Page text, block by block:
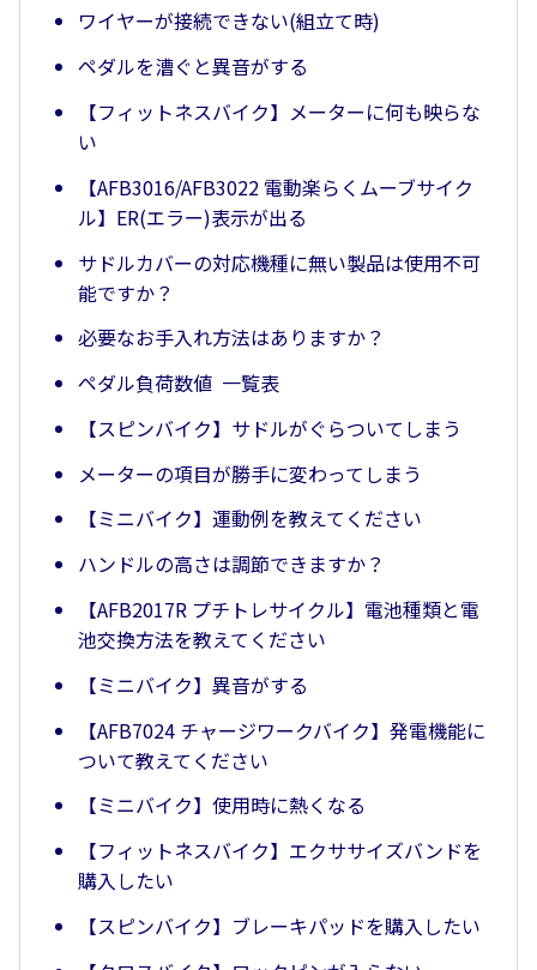
ワイヤーが接続できない(組立て時)
ペダルを漕ぐと異音がする
【フィットネスバイク】メーターに何も映らな
い
【AFB3016/AFB3022 電動楽らくムーブサイク
ル】ER(エラー)表示が出る
サドルカバーの対応機種に無い製品は使用不可
能ですか？
必要なお手入れ方法はありますか？
ペダル負荷数値 一覧表
【スピンバイク】サドルがぐらついてしまう
メーターの項目が勝手に変わってしまう
【ミニバイク】運動例を教えてください
ハンドルの高さは調節できますか？
【AFB2017R プチトレサイクル】電池種類と電
池交換方法を教えてください
【ミニバイク】異音がする
【AFB7024 チャージワークバイク】発電機能に
ついて教えてください
【ミニバイク】使用時に熱くなる
【フィットネスバイク】エクササイズバンドを
購入したい
【スピンバイク】ブレーキパッドを購入したい